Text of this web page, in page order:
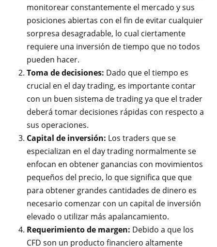
monitorear constantemente el mercado y sus
posiciones abiertas con el fin de evitar cualquier
sorpresa desagradable, lo cual ciertamente
requiere una inversión de tiempo que no todos
pueden hacer.
Toma de decisiones: Dado que el tiempo es
crucial en el day trading, es importante contar
con un buen sistema de trading ya que el trader
deberá tomar decisiones rápidas con respecto a
sus operaciones.
Capital de inversión: Los traders que se
especializan en el day trading normalmente se
enfocan en obtener ganancias con movimientos
pequeños del precio, lo que significa que que
para obtener grandes cantidades de dinero es
necesario comenzar con un capital de inversión
elevado o utilizar más apalancamiento.
Requerimiento de margen: Debido a que los
CFD son un producto financiero altamente